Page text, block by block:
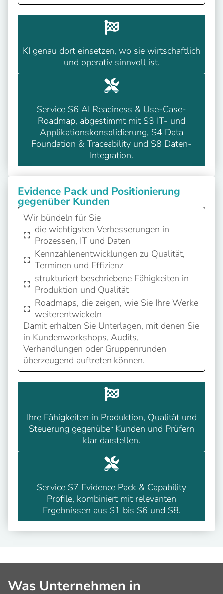
KI genau dort einsetzen, wo sie wirtschaftlich
und operativ sinnvoll ist.
Service S6 AI Readiness & Use-Case-
Roadmap, abgestimmt mit S3 IT- und
Applikationskonsolidierung, S4 Data
Foundation & Traceability und S8 Daten-
Integration.
Evidence Pack und Positionierung
gegenüber Kunden
Wir bündeln für Sie
die wichtigsten Verbesserungen in
Prozessen, IT und Daten
Kennzahlenentwicklungen zu Qualität,
Terminen und Effizienz
strukturiert beschriebene Fähigkeiten in
Produktion und Qualität
Roadmaps, die zeigen, wie Sie Ihre Werke
weiterentwickeln
Damit erhalten Sie Unterlagen, mit denen Sie
in Kundenworkshops, Audits,
Verhandlungen oder Gruppenrunden
überzeugend auftreten können.
Ihre Fähigkeiten in Produktion, Qualität und
Steuerung gegenüber Kunden und Prüfern
klar darstellen.
Service S7 Evidence Pack & Capability
Profile, kombiniert mit relevanten
Ergebnissen aus S1 bis S6 und S8.
Was Unternehmen in